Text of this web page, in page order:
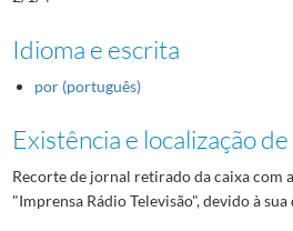
Idioma e escrita
por (português)
Existência e localização
Recorte de jornal retirado da caixa com
"Imprensa Rádio Televisão", devido à sua